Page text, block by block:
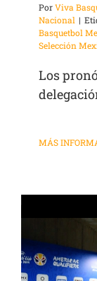
PorViva
Nacional |
Basquetbol
Selección
Los
MÁS